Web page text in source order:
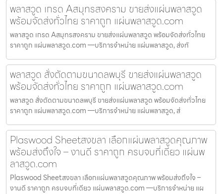
พลาสวูด เกรด Aสมุทรสงคราม ขายส่งแผ่นพลาสวูด
พร้อมจัดส่งทั่วไทย ราคาถูก แผ่นพลาสวูด.com
พลาสวูด เกรด Aสมุทรสงคราม ขายส่งแผ่นพลาสวูด พร้อมจัดส่งทั่วไทย
ราคาถูก แผ่นพลาสวูด.com —บริการจำหน่าย แผ่นพลาสวูด, ส่งทั
พลาสวูด สั่งตัดตามขนาดลพบุรี ขายส่งแผ่นพลาสวูด
พร้อมจัดส่งทั่วไทย ราคาถูก แผ่นพลาสวูด.com
พลาสวูด สั่งตัดตามขนาดลพบุรี ขายส่งแผ่นพลาสวูด พร้อมจัดส่งทั่วไทย
ราคาถูก แผ่นพลาสวูด.com —บริการจำหน่าย แผ่นพลาสวูด, ส่
Plaswood Sheetสงขลา เลือกแผ่นพลาสวูดคุณภาพ
พร้อมส่งถึงใจ – งานดี ราคาถูก ครบจบที่เดียว แผ่นพ
ลาสวูด.com
Plaswood Sheetสงขลา เลือกแผ่นพลาสวูดคุณภาพ พร้อมส่งถึงใจ –
งานดี ราคาถูก ครบจบที่เดียว แผ่นพลาสวูด.com —บริการจำหน่าย แผ